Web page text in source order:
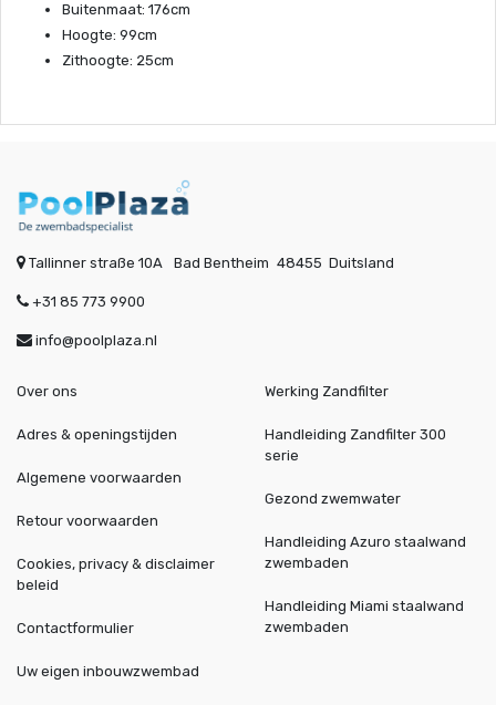
Buitenmaat: 176cm
Hoogte: 99cm
Zithoogte: 25cm
Tallinner straße 10A Bad Bentheim 48455 Duitsland
+31 85 773 9900
info@poolplaza.nl
Over ons
Adres & openingstijden
Algemene voorwaarden
Retour voorwaarden
Cookies, privacy & disclaimer
beleid
Contactformulier
Werking Zandfilter
Handleiding Zandfilter 300
serie
Gezond zwemwater
Handleiding Azuro staalwand
zwembaden
Handleiding Miami staalwand
zwembaden
Uw eigen inbouwzwembad